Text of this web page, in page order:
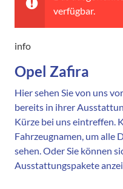
verfügbar.
info
Opel Zafira
Hier sehen Sie von uns
bereits in ihrer
Kürze bei uns eintreffen.
Fahrzeugnamen, um alle
sehen. Oder Sie können
Ausstattungspakete